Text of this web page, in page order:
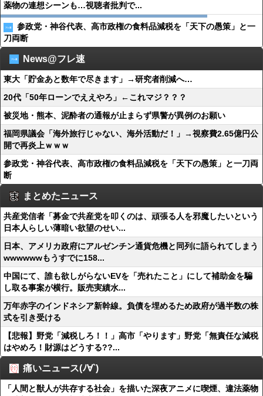
薬物の連想シーンも…視聴者批判で...
参政党・神谷代表、高市政権の食料品減税を「天下の愚策」と一
刀両断
News@フレ速
東大「貯金あと数年で尽きます」→研究者削減へ…
20代「50年ローンでええやろ」←これマジ？？？
被災地・熊本、泥酔者の通報が止まらず県警が異例のお願い
福岡県議会「海外旅行じゃない、海外活動だ！」→視察費2.65億円公
開で再炎上ｗｗｗ
参政党・神谷代表、高市政権の食料品減税を「天下の愚策」と一刀両
断
まとめたニュース
共産党信者「募金で共産党を叩くのは、頑張る人を邪魔したいという
日本人らしい薄暗い欲望のせい...
日本、アメリカ政府にアルゼンチン通貨危機と同列に語られてしまう
wwwwwwもうすでに158...
中国にて、誰も欲しがらないEVを「売れたこと」にして補助金を騙
し取る事案が横行。販売実績水...
万年赤字のインドネシア新幹線。負債を埋めるため政府が過半数の株
式を引き受ける
【悲報】野党「減税しろ！！」高市「やります」野党「無責任な減税
はやめろ！財源はどうする??...
痛いニュース(ﾉ∀`)
「人間と獣人が共存する社会」を描いた深夜アニメに喫煙、違法薬物